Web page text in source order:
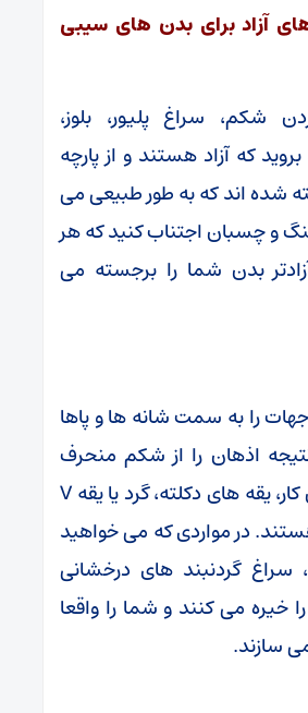
آزاد برای بدن های سیبی
شکم، سراغ پلیور، بلوز،
که آزاد هستند و از پارچه
شده اند که به طور طبیعی می
و چسبان اجتناب کنید که هر
بدن شما را برجسته می
را به سمت شانه ها و پاها
اذهان را از شکم منحرف
سازید. برای این کار، یقه های دکلته، گرد یا یقه V
در مواردی که می خواهید
سراغ گردنبند های درخشانی
خیره می کنند و شما را واقعا
سازند.